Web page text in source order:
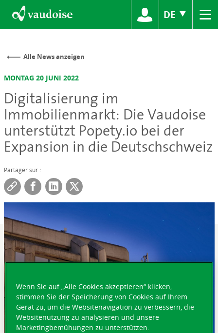
DE ≡
Alle News anzeigen
MONTAG 20 JUNI 2022
Digitalisierung im
Immobilienmarkt: Die Vaudoise
unterstützt Popety.io bei der
Expansion in die Deutschschweiz
Partager sur :
Wenn Sie auf „Alle Cookies akzeptieren“ klicken,
stimmen Sie der Speicherung von Cookies auf Ihrem
Gerät zu, um die Websitenavigation zu verbessern, die
Websitenutzung zu analysieren und unsere
Marketingbemühungen zu unterstützen.